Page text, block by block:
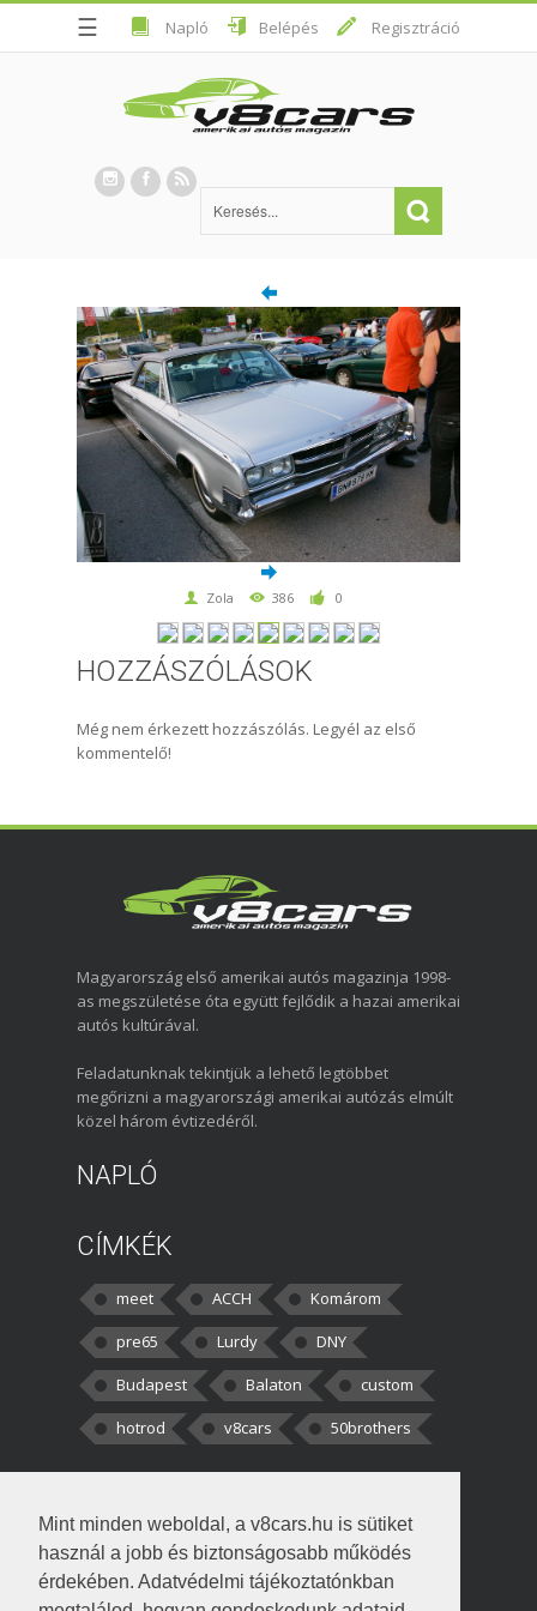
Mint minden weboldal, a v8cars.hu is sütiket
használ a jobb és biztonságosabb működés
érdekében. Adatvédelmi tájékoztatónkban
☰ Napló Belépés Regisztráció
Zola 386 0
HOZZÁSZÓLÁSOK
Még nem érkezett hozzászólás. Legyél az első
kommentelő!
Magyarország első amerikai autós magazinja 1998-
as megszületése óta együtt fejlődik a hazai amerikai
autós kultúrával.
Feladatunknak tekintjük a lehető legtöbbet
megőrizni a magyarországi amerikai autózás elmúlt
közel három évtizedéről.
NAPLÓ
CÍMKÉK
meet ACCH
Komárom
pre65
Lurdy
DNY
Budapest
Balaton
custom
hotrod
v8cars 50brothers
kortisz:Elszúrtam! Én csak két
darabbaal számoltam. Nem tudtam, hogy fél autót,